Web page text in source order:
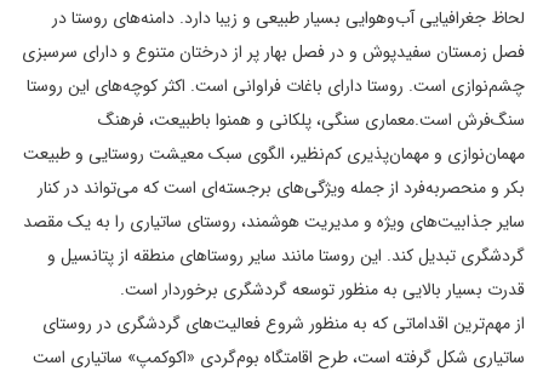
لحاظ جغرافیایی آب‌وهوایی بسیار طبیعی و زیبا دارد. دامنه‌های روستا در
فصل زمستان سفیدپوش و در فصل بهار پر از درختان متنوع و دارای سرسبزی
چشم‌نوازی است. روستا دارای باغات فراوانی است. اکثر کوچه‌های این روستا
سنگ‌فرش است.معماری سنگی، پلکانی و همنوا باطبیعت، فرهنگ
مهمان‌نوازی و مهمان‌پذیری کم‌نظیر، الگوی سبک معیشت روستایی و طبیعت
بکر و منحصربه‌فرد از جمله ویژگی‌های برجسته‌ای است که می‌تواند در کنار
سایر جذابیت‌های ویژه و مدیریت هوشمند، روستای ساتیاری را به یک مقصد
گردشگری تبدیل کند. این روستا مانند سایر روستاهای منطقه از پتانسیل و
قدرت بسیار بالایی به منظور توسعه گردشگری برخوردار است.
از مهم‌ترین اقداماتی که به منظور شروع فعالیت‌های گردشگری در روستای
ساتیاری شکل گرفته است، طرح اقامتگاه بوم‌گردی «اکوکمپ» ساتیاری است